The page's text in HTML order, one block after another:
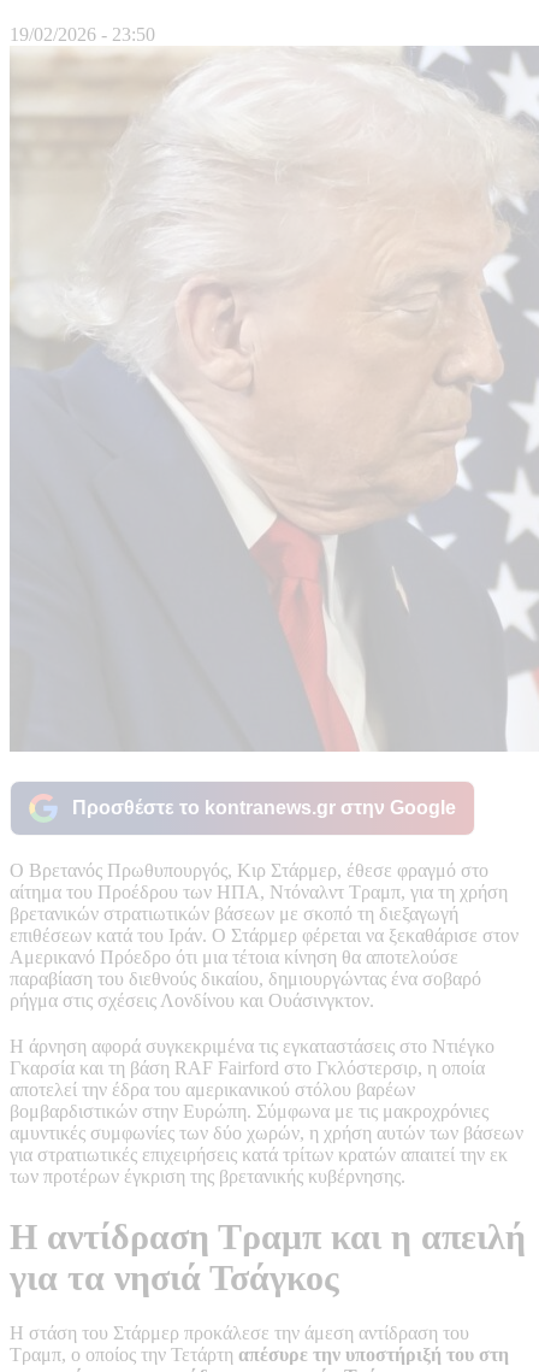
19/02/2026 - 23:50
Προσθέστε το kontranews.gr στην Google
Ο Βρετανός Πρωθυπουργός, Κιρ Στάρμερ, έθεσε φραγμό στο
αίτημα του Προέδρου των ΗΠΑ, Ντόναλντ Τραμπ, για τη χρήση
βρετανικών στρατιωτικών βάσεων με σκοπό τη διεξαγωγή
επιθέσεων κατά του Ιράν. Ο Στάρμερ φέρεται να ξεκαθάρισε στον
Αμερικανό Πρόεδρο ότι μια τέτοια κίνηση θα αποτελούσε
παραβίαση του διεθνούς δικαίου, δημιουργώντας ένα σοβαρό
ρήγμα στις σχέσεις Λονδίνου και Ουάσινγκτον.
Η άρνηση αφορά συγκεκριμένα τις εγκαταστάσεις στο Ντιέγκο
Γκαρσία και τη βάση RAF Fairford στο Γκλόστερσιρ, η οποία
αποτελεί την έδρα του αμερικανικού στόλου βαρέων
βομβαρδιστικών στην Ευρώπη. Σύμφωνα με τις μακροχρόνιες
αμυντικές συμφωνίες των δύο χωρών, η χρήση αυτών των βάσεων
για στρατιωτικές επιχειρήσεις κατά τρίτων κρατών απαιτεί την εκ
των προτέρων έγκριση της βρετανικής κυβέρνησης.
Η αντίδραση Τραμπ και η απειλή
για τα νησιά Τσάγκος
Η στάση του Στάρμερ προκάλεσε την άμεση αντίδραση του
Τραμπ, ο οποίος την Τετάρτη απέσυρε την υποστήριξή του στη